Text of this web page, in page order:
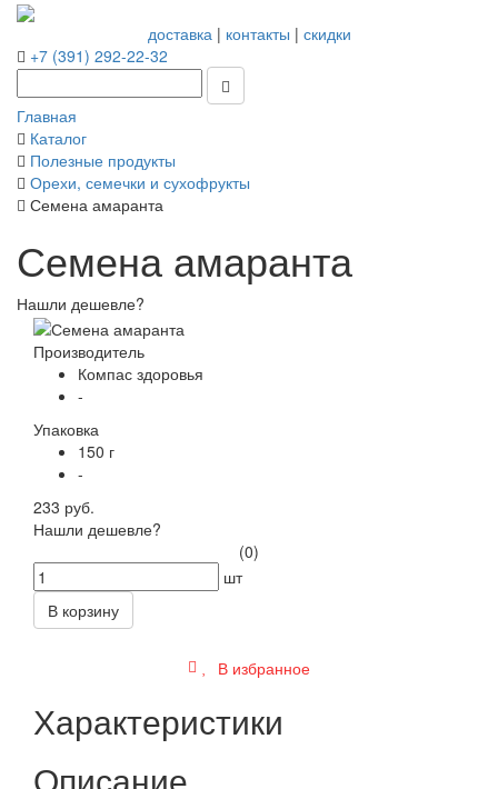
доставка| контакты | скидки
+7 (391) 292-22-32
Главная
Каталог
Полезные продукты
Орехи, семечки и сухофрукты
Семена амаранта
Семена амаранта
Нашли дешевле?
Производитель
Компас здоровья
-
Упаковка
150 г
-
233 руб.
Нашли дешевле?
(0)
шт
В корзину
В избранное
Характеристики
Описание